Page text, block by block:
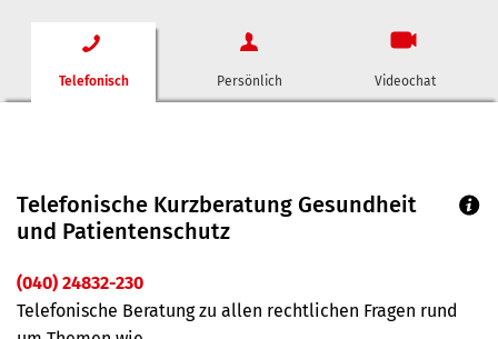
Telefonisch Persönlich Videochat
Telefonische Kurzberatung Gesundheit
und Patientenschutz
(040) 24832-230
Telefonische Beratung zu allen rechtlichen Fragen rund